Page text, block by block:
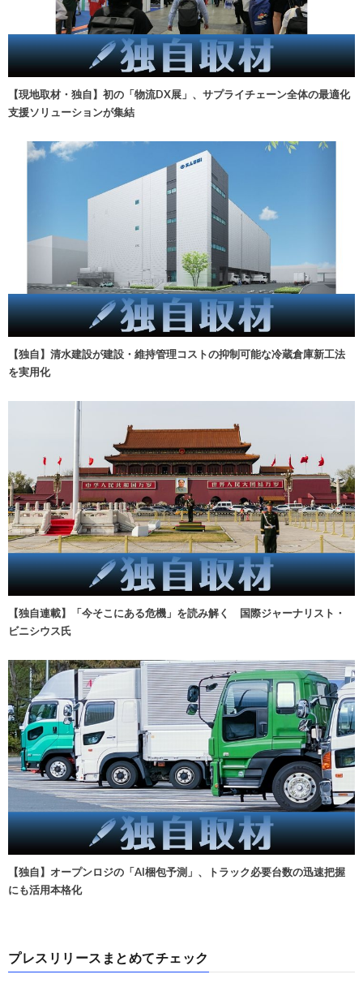
【現地取材・独自】初の「物流DX展」、サプライチェーン全体の最適化
支援ソリューションが集結
【独自】清水建設が建設・維持管理コストの抑制可能な冷蔵倉庫新工法
を実用化
【独自連載】「今そこにある危機」を読み解く 国際ジャーナリスト・
ビニシウス氏
【独自】オープンロジの「AI梱包予測」、トラック必要台数の迅速把握
にも活用本格化
プレスリリースまとめてチェック